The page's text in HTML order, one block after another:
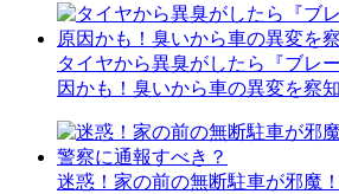
タイヤから異臭がしたら『ブレ
因かも！臭いから車の異変を察
迷惑！家の前の無断駐車が邪魔